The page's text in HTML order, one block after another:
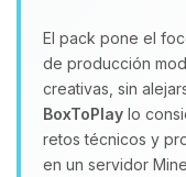
El pack pone el
de producción
creativas, sin
BoxToPlay lo
retos técnicos y
en un servidor